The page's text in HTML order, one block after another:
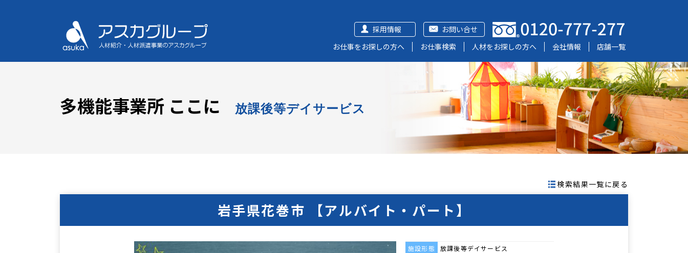
お問い合せ
採用情報
お仕事をお探しの方へ
お仕事検索 人材をお探しの方へ 会社情報 店舗一覧
多機能事業所 ここに 放課後等デイサービス
検索結果一覧に戻る
岩手県花巻市 【アルバイト・パート】
施設形態 放課後等デイサービス